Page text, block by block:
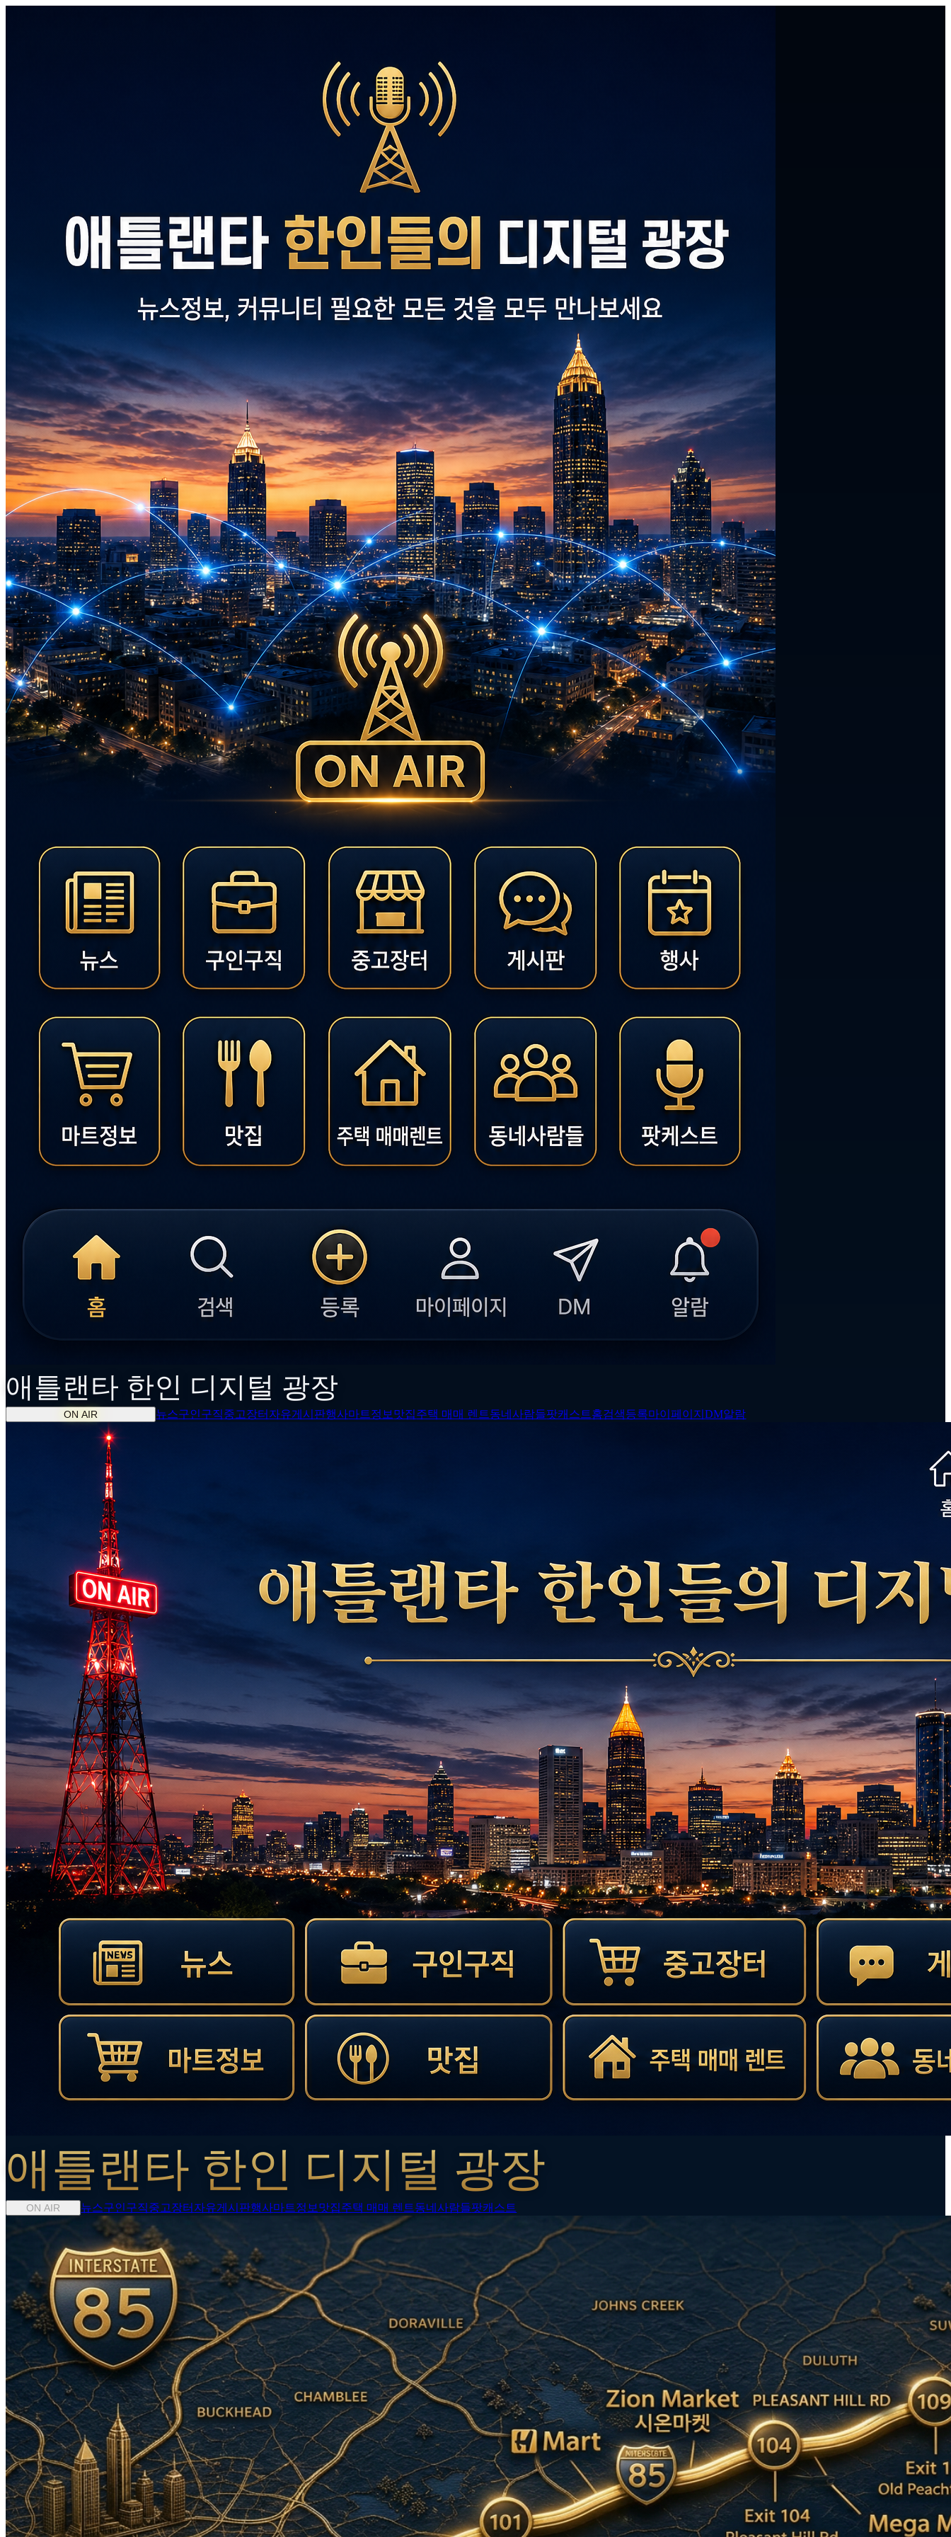
애틀랜타 한인 디지털 광장
ON AIR 뉴스구인구직중고장터 자유게시판행사마트정보 맛집주택 매매 렌트동네사람들팟캐스트홈검색등록마이페이지DM알람
애틀랜타 한인 디지털 광장
ON AIR 뉴스구인구직중고장터 자유게시판행사마트정보 맛집주택 매매 렌트동네사람들팟캐스트